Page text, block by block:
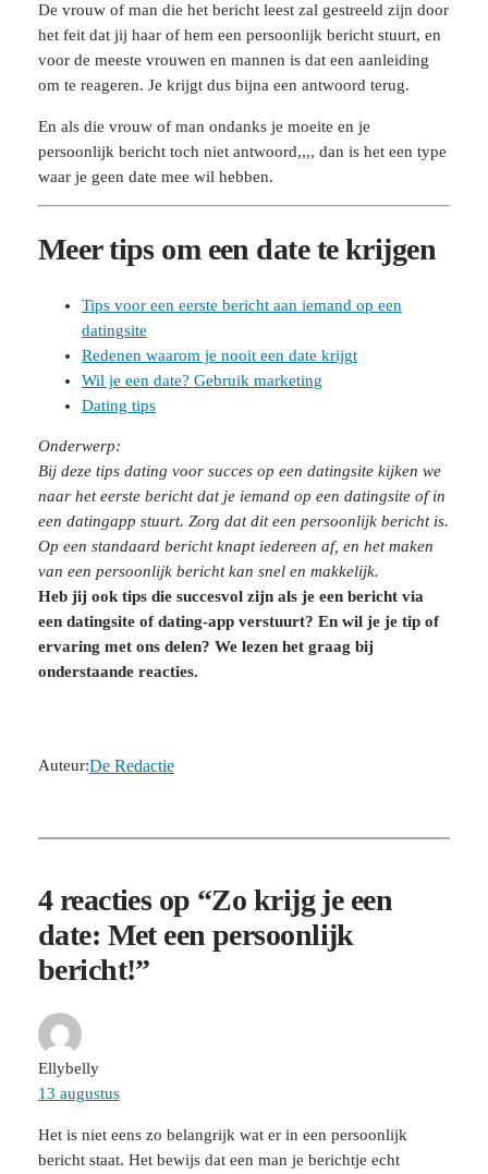
De vrouw of man die het bericht leest zal gestreeld zijn door
het feit dat jij haar of hem een persoonlijk bericht stuurt, en
voor de meeste vrouwen en mannen is dat een aanleiding
om te reageren. Je krijgt dus bijna een antwoord terug.
En als die vrouw of man ondanks je moeite en je
persoonlijk bericht toch niet antwoord,,,, dan is het een type
waar je geen date mee wil hebben.
Meer tips om een date te krijgen
Tips voor een eerste bericht aan iemand op een
datingsite
Redenen waarom je nooit een date krijgt
Wil je een date? Gebruik marketing
Dating tips
Onderwerp:
Bij deze tips dating voor succes op een datingsite kijken we
naar het eerste bericht dat je iemand op een datingsite of in
een datingapp stuurt. Zorg dat dit een persoonlijk bericht is.
Op een standaard bericht knapt iedereen af, en het maken
van een persoonlijk bericht kan snel en makkelijk.
Heb jij ook tips die succesvol zijn als je een bericht via
een datingsite of dating-app verstuurt? En wil je je tip of
ervaring met ons delen? We lezen het graag bij
onderstaande reacties.
Auteur:De Redactie
4 reacties op “Zo krijg je een
date: Met een persoonlijk
bericht!”
Ellybelly
13 augustus
Het is niet eens zo belangrijk wat er in een persoonlijk
bericht staat. Het bewijs dat een man je berichtje echt